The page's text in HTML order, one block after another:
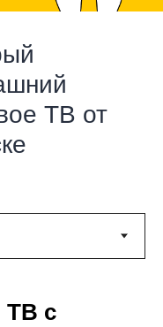
ТВ от
ТВ с